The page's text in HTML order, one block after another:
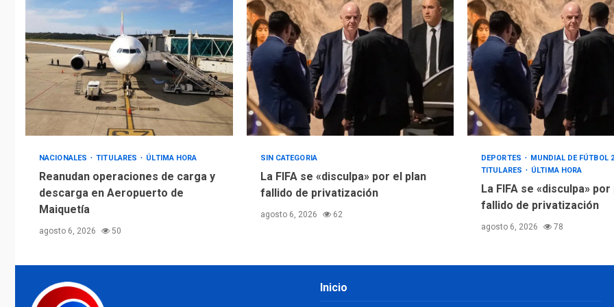
NACIONALES TITULARES ÚLTIMA HORA
Reanudan operaciones de carga y
descarga en Aeropuerto de
Maiquetía
agosto 6, 2026 50
SIN CATEGORIA
La FIFA se «disculpa» por el plan
fallido de privatización
agosto 6, 2026 62
DEPORTES
MUNDIAL DE FÚTBOL
TITULARES
ÚLTIMA HORA
La FIFA se «disculpa» por
fallido de privatización
agosto 6, 2026 78
Inicio